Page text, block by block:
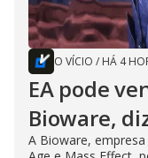
O VÍCIO / HÁ 4
EA pode
Bioware,
A Bioware,